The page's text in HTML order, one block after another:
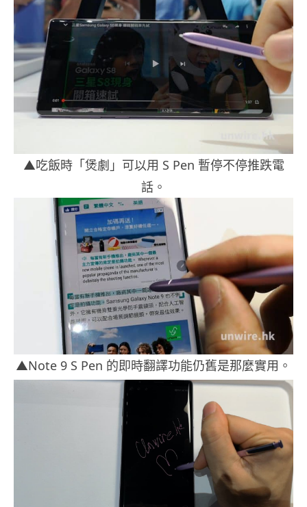
▲吃飯時「煲劇」可以用 S Pen 暫停不停推跌電
話。
▲Note 9 S Pen 的即時翻譯功能仍舊是那麼實用。